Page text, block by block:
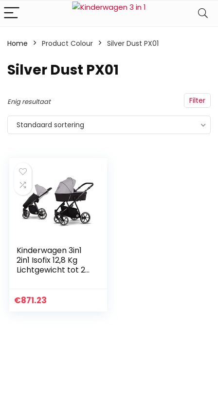
Home Product Colour ‎Silver Dust PX01
‎Silver Dust PX01
Filter
Enig resultaat
Standaard sortering
Kinderwagen 3in1
2in1 Isofix 12,8 Kg
Lichtgewicht tot 22
(inclusief…
€871.23